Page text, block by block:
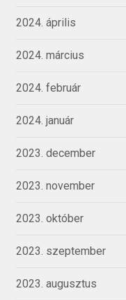
2024. április
2024. március
2024. február
2024. január
2023. december
2023. november
2023. október
2023. szeptember
2023. augusztus